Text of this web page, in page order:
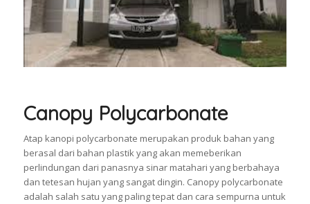
Canopy Polycarbonate
Atap kanopi polycarbonate merupakan produk bahan yang
berasal dari bahan plastik yang akan memeberikan
perlindungan dari panasnya sinar matahari yang berbahaya
dan tetesan hujan yang sangat dingin. Canopy polycarbonate
adalah salah satu yang paling tepat dan cara sempurna untuk